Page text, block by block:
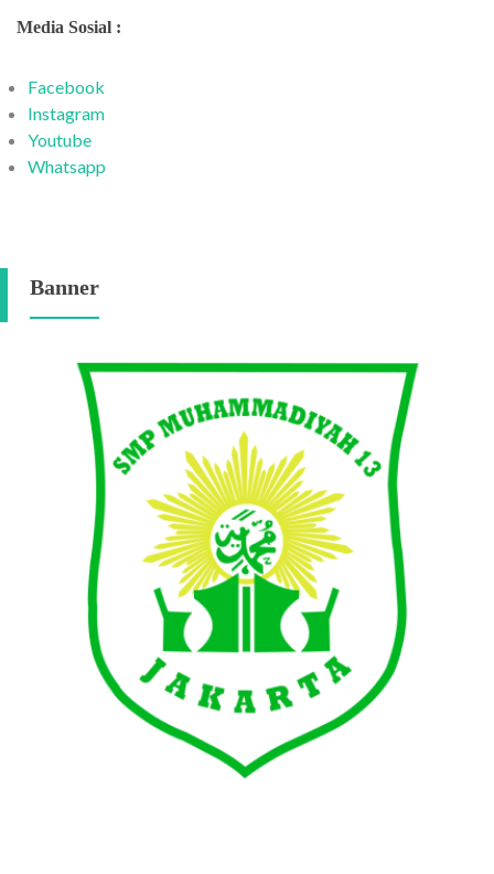
Media Sosial :
Facebook
Instagram
Youtube
Whatsapp
Banner